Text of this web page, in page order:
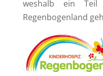
weshalb ein
Regenbogenland